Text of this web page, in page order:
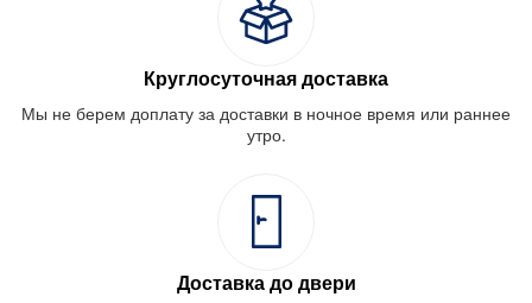
Круглосуточная доставка
Мы не берем доплату за доставки в ночное время или раннее
утро.
Доставка до двери